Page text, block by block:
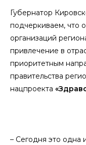
Губернатор
подчеркиваем, что
организаций
привлечение в
приоритетным
правительства
нацпроекта
– Сегодня это одна